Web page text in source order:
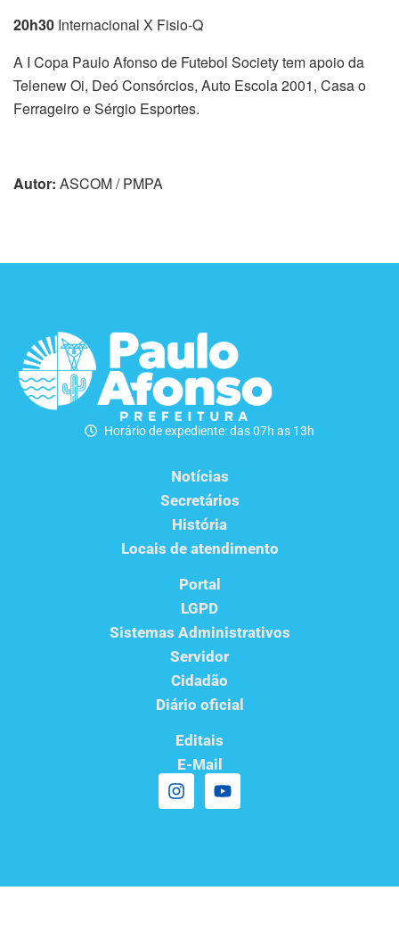
20h30 Internacional X Fisio-Q
A I Copa Paulo Afonso de Futebol Society tem apoio da
Telenew Oi, Deó Consórcios, Auto Escola 2001, Casa o
Ferrageiro e Sérgio Esportes.
Autor: ASCOM / PMPA
Horário de expediente: das 07h as 13h
Notícias
Secretários
História
Locais de atendimento
Portal
LGPD
Sistemas Administrativos
Servidor
Cidadão
Diário oficial
Editais
E-Mail